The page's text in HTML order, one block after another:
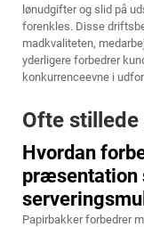
lønudgifter og slid på
forenkles. Disse
madkvaliteten,
yderligere forbedrer
konkurrenceevne i
Ofte stillede
Hvordan
præsentation
Papirbakker forbedrer